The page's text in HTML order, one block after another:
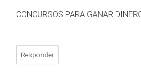
CONCURSOS PARA GANAR
Responder